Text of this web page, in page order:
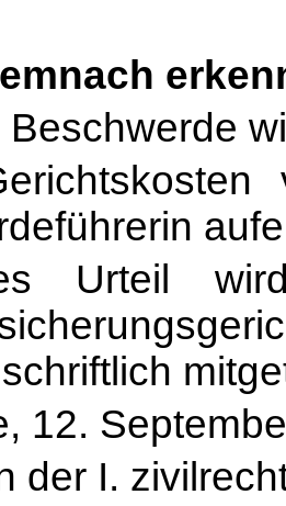
Beschwerde
Urteil
12.
der I.